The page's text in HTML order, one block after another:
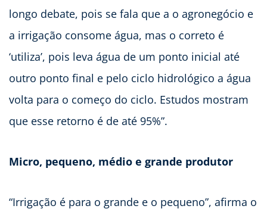
longo debate, pois se fala que a o agronegócio e
a irrigação consome água, mas o correto é
‘utiliza’, pois leva água de um ponto inicial até
outro ponto final e pelo ciclo hidrológico a água
volta para o começo do ciclo. Estudos mostram
que esse retorno é de até 95%”.
Micro, pequeno, médio e grande produtor
“Irrigação é para o grande e o pequeno”, afirma o